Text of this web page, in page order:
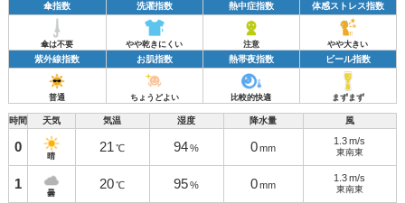
傘指数 洗濯指数 熱中症指数 体感ストレス指数
傘は不要 やや乾きにくい 注意 やや大きい
紫外線指数 お肌指数 熱帯夜指数 ビール指数
普通 ちょうどよい 比較的快適 まずまず
時間 天気 気温 湿度 降水量 風
0
晴
21 ℃ 94 % 0 mm
1.3 m/s
東南東
1
曇
20 ℃ 95 % 0 mm
1.3 m/s
東南東